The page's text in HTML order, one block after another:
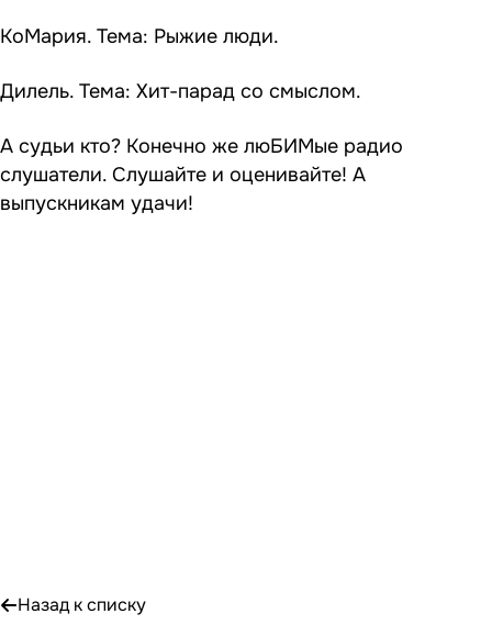
КоМария. Тема: Рыжие люди.
Дилель. Тема: Хит-парад со смыслом.
А судьи кто? Конечно же люБИМые радио
слушатели. Слушайте и оценивайте! А
выпускникам удачи!
Назад к списку